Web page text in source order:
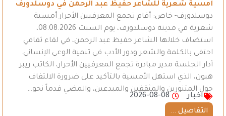
أمسية شعرية للشاعر حفيظ عبد الرحمن في دوسلدورف
دوسلدورف- خاص: أقام تجمع المعرفيين الأحرار أمسية
شعرية في مدينة دوسلدورف، يوم السبت 08.08.2026،
استضاف خلالها الشاعر حفيظ عبد الرحمن، في لقاء ثقافي
احتفى بالكلمة والشعر ودور الأدب في تنمية الوعي الإنساني.
أدار الجلسة مدير مبادرة تجمع المعرفيين الأحرار، الكاتب ريبر
هبون، الذي استهل الأمسية بالتأكيد على ضرورة الالتفاف
حول المتنورين والمثقفين والمبدعين، والمضي قدماً نحو…
اخبار
2026-08-08
التفاصيل ...